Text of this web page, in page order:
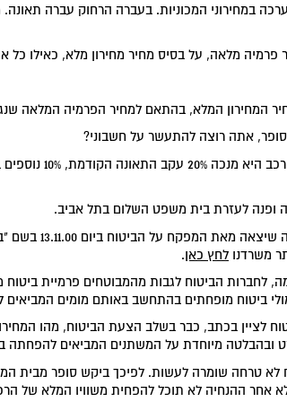
במחירוני המכוניות. בעברה הרחוק עברה
מלאה, על בסיס מחיר מחירון מלא, כאילו כל
המחירון המלא, בהתאם למחיר הפרמיה המלאה
אתה רוצה להתעשר על חשבוני?
ופנה לעזרת בית משפט השלום בתל אביב.
בתביעתו הסתמך
משרדנו לחץ כאן.
הביטוח לגבות מהמבוטחים פרמיית ביטוח
ביטוח מופחתים בהתחשב באותם מומים המביאים
לציין בכתב, כבר בשלב הצעת הביטוח, מהו
ובהבלטה מיוחדת על המשתנים המביאים להפחתה
לא טרחה שומרה לעשות. לפיכך ביקש סופר מבית
אחר ההנחיה לא תוכל להפחית משוויו המלא של